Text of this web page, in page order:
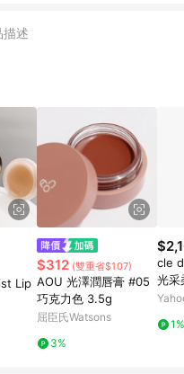
KOBO電子書，請詳閱
結帳，才享有 LINE
點資格。 (4) 如
Google等其他網頁、或
將會造成追蹤中斷而
之商品規格、顏色、價
以銷售網頁標示為準。
饋規定，逾期訂單將
保有更改條款與法律
告為準。
描述
Lip
$312 (雙重省$107)
AOU 光澤潤唇膏 #05
巧克力色 3.5g
屈臣氏Watsons
3%
cle
光采
T 8g
1%